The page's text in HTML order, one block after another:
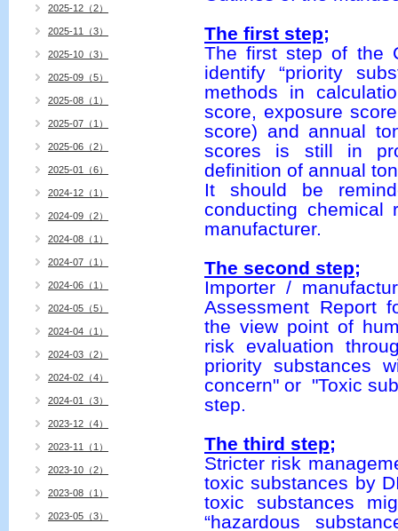
The first step;
The first step of the
identify “priority
methods in
score, exposure
score) and annual
scores is still in
definition of annual
It should be
conducting chemical
manufacturer.
The second step;
Importer /
Assessment Report
the view point of
risk evaluation
priority substances
concern" or "Toxic
step.
The third step;
Stricter risk
toxic substances by
toxic substances
“hazardous
2025-12（2）
2025-11（3）
2025-10（3）
2025-09（5）
2025-08（1）
2025-07（1）
2025-06（2）
2025-01（6）
2024-12（1）
2024-09（2）
2024-08（1）
2024-07（1）
2024-06（1）
2024-05（5）
2024-04（1）
2024-03（2）
2024-02（4）
2024-01（3）
2023-12（4）
2023-11（1）
2023-10（2）
2023-08（1）
2023-05（3）